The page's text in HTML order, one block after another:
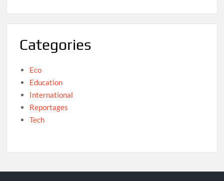
Categories
Eco
Education
International
Reportages
Tech